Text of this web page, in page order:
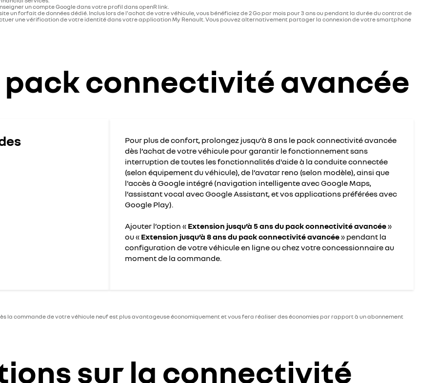
un compte Google dans votre profil dans openR link.
un forfait de données dédié. Inclus lors de l'achat de votre véhicule, vous bénéficiez de 2 Go par mois pour 3 ans ou pendant la durée du contrat de
une vérification de votre identité dans votre application My Renault. Vous pouvez alternativement partager la connexion de votre smartphone
connectivité avancée
Pour plus de confort, prolongez jusqu’à 8 ans le pack connectivité avancée
dès l’achat de votre véhicule pour garantir le fonctionnement sans
interruption de toutes les fonctionnalités d'aide à la conduite connectée
(selon équipement du véhicule), de l’avatar reno (selon modèle), ainsi que
l'accès à Google intégré (navigation intelligente avec Google Maps,
l’assistant vocal avec Google Assistant, et vos applications préférées avec
Google Play).
Ajouter l’option « Extension jusqu’à 5 ans du pack connectivité avancée»
ou « Extension jusqu’à 8 ans du pack connectivité avancée» pendant la
configuration de votre véhicule en ligne ou chez votre concessionnaire au
moment de la commande.
la commande de votre véhicule neuf est plus avantageuse économiquement et vous fera réaliser des économies par rapport à un abonnement
sur la connectivité